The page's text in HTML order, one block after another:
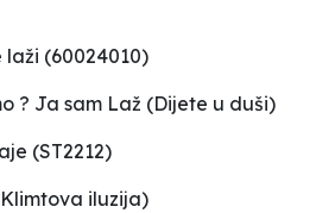
laži (60024010)
? Ja sam Laž (Dijete u duši)
(ST2212)
iluzija)